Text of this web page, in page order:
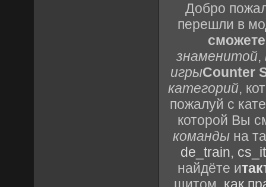
Добро
перешли в
знаменитой,
игрыCounter
категорий,
пожалуй с
которой Вы
команды на
de_train,
найдёте и